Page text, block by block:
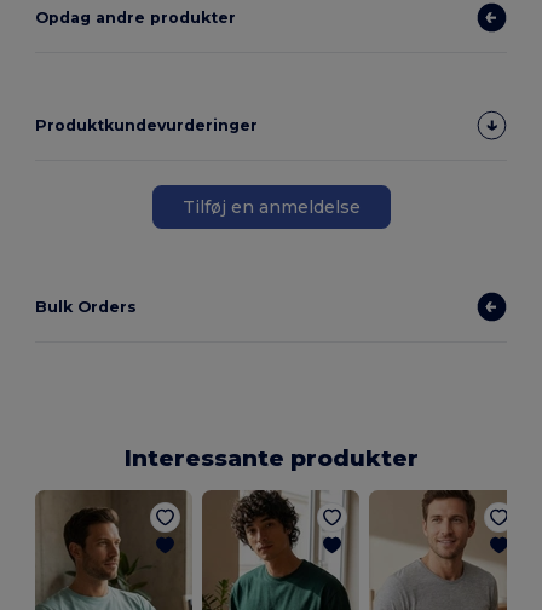
Opdag andre produkter
Produktkundevurderinger
Tilføj en anmeldelse
Bulk Orders
Interessante produkter